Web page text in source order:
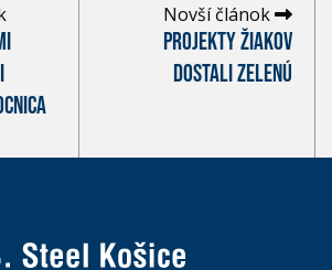
Novší článok
PROJEKTY ŽIAKOV
DOSTALI ZELENÚ